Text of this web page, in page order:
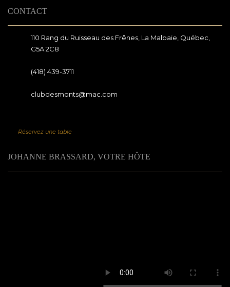
CONTACT
110 Rang du Ruisseau des Frênes, La Malbaie, Québec,
G5A 2C8
(418) 439-3711
clubdesmonts@mac.com
Réservez une table
JOHANNE BRASSARD, VOTRE HÔTE